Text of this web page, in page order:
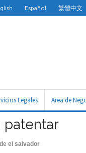
Español 繁體中文
Legales Area de
patentar
el salvador